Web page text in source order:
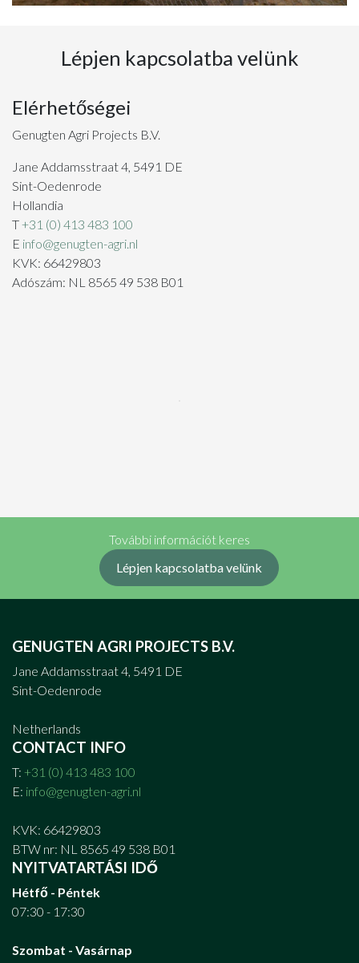
Lépjen kapcsolatba velünk
Elérhetőségei
Genugten Agri Projects B.V.
Jane Addamsstraat 4, 5491 DE
Sint-Oedenrode
Hollandia
T+31 (0) 413 483 100
E info@genugten-agri.nl
KVK: 66429803
Adószám: NL 8565 49 538 B01
További információt keres
Lépjen kapcsolatba velünk
GENUGTEN AGRI PROJECTS B.V.
Jane Addamsstraat 4, 5491 DE
Sint-Oedenrode
Netherlands
CONTACT INFO
T: +31 (0) 413 483 100
E: info@genugten-agri.nl
KVK: 66429803
BTW nr: NL 8565 49 538 B01
NYITVATARTÁSI IDŐ
Hétfő - Péntek
07:30 - 17:30
Szombat - Vasárnap